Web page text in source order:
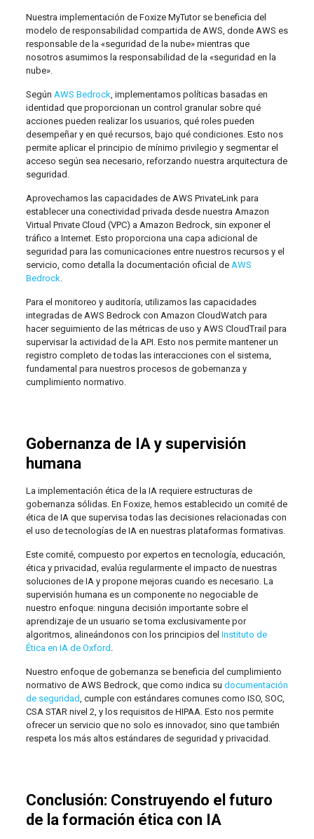
Nuestra implementación de Foxize MyTutor se beneficia del
modelo de responsabilidad compartida de AWS, donde AWS es
responsable de la «seguridad de la nube» mientras que
nosotros asumimos la responsabilidad de la «seguridad en la
nube».
Según AWS Bedrock, implementamos políticas basadas en
identidad que proporcionan un control granular sobre qué
acciones pueden realizar los usuarios, qué roles pueden
desempeñar y en qué recursos, bajo qué condiciones. Esto nos
permite aplicar el principio de mínimo privilegio y segmentar el
acceso según sea necesario, reforzando nuestra arquitectura de
seguridad.
Aprovechamos las capacidades de AWS PrivateLink para
establecer una conectividad privada desde nuestra Amazon
Virtual Private Cloud (VPC) a Amazon Bedrock, sin exponer el
tráfico a Internet. Esto proporciona una capa adicional de
seguridad para las comunicaciones entre nuestros recursos y el
servicio, como detalla la documentación oficial de AWS
Bedrock.
Para el monitoreo y auditoría, utilizamos las capacidades
integradas de AWS Bedrock con Amazon CloudWatch para
hacer seguimiento de las métricas de uso y AWS CloudTrail para
supervisar la actividad de la API. Esto nos permite mantener un
registro completo de todas las interacciones con el sistema,
fundamental para nuestros procesos de gobernanza y
cumplimiento normativo.
Gobernanza de IA y supervisión
humana
La implementación ética de la IA requiere estructuras de
gobernanza sólidas. En Foxize, hemos establecido un comité de
ética de IA que supervisa todas las decisiones relacionadas con
el uso de tecnologías de IA en nuestras plataformas formativas.
Este comité, compuesto por expertos en tecnología, educación,
ética y privacidad, evalúa regularmente el impacto de nuestras
soluciones de IA y propone mejoras cuando es necesario. La
supervisión humana es un componente no negociable de
nuestro enfoque: ninguna decisión importante sobre el
aprendizaje de un usuario se toma exclusivamente por
algoritmos, alineándonos con los principios del Instituto de
Ética en IA de Oxford .
Nuestro enfoque de gobernanza se beneficia del cumplimiento
normativo de AWS Bedrock, que como indica su documentación
de seguridad, cumple con estándares comunes como ISO, SOC,
CSA STAR nivel 2, y los requisitos de HIPAA. Esto nos permite
ofrecer un servicio que no solo es innovador, sino que también
respeta los más altos estándares de seguridad y privacidad.
Conclusión: Construyendo el futuro
de la formación ética con IA